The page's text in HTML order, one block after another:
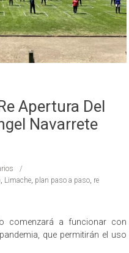
Apertura Del
Navarrete
Limache plan paso a paso re
comenzará a funcionar con
que permitirán el uso